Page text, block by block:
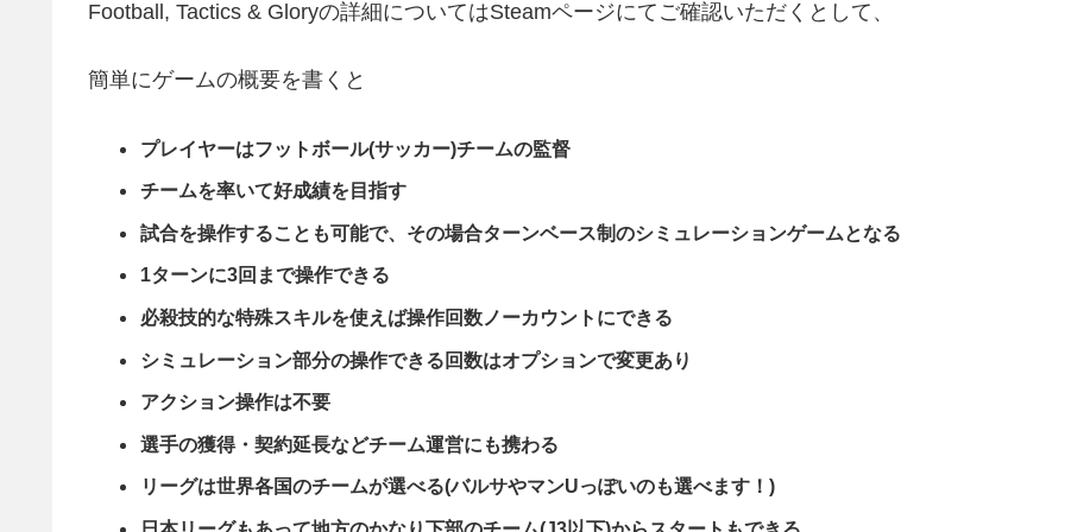
Football, Tactics & Gloryの詳細についてはSteamページにてご確認いただくとして、
簡単にゲームの概要を書くと
プレイヤーはフットボール(サッカー)チームの監督
チームを率いて好成績を目指す
試合を操作することも可能で、その場合ターンベース制のシミュレーションゲームとなる
1ターンに3回まで操作できる
必殺技的な特殊スキルを使えば操作回数ノーカウントにできる
シミュレーション部分の操作できる回数はオプションで変更あり
アクション操作は不要
選手の獲得・契約延長などチーム運営にも携わる
リーグは世界各国のチームが選べる(バルサやマンUっぽいのも選べます！)